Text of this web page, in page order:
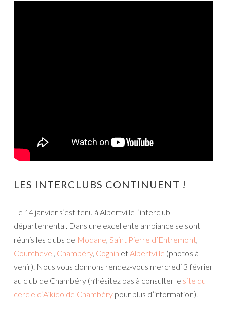
LES INTERCLUBS CONTINUENT !
Le 14 janvier s’est tenu à Albertville l’interclub
départemental. Dans une excellente ambiance se sont
réunis les clubs de Modane, Saint Pierre d’Entremont,
Courchevel, Chambéry, Cognin etAlbertville (photos à
venir). Nous vous donnons rendez-vous mercredi 3 février
au club de Chambéry (n’hésitez pas à consulter le site du
cercle d’Aïkido de Chambéry pour plus d’information).